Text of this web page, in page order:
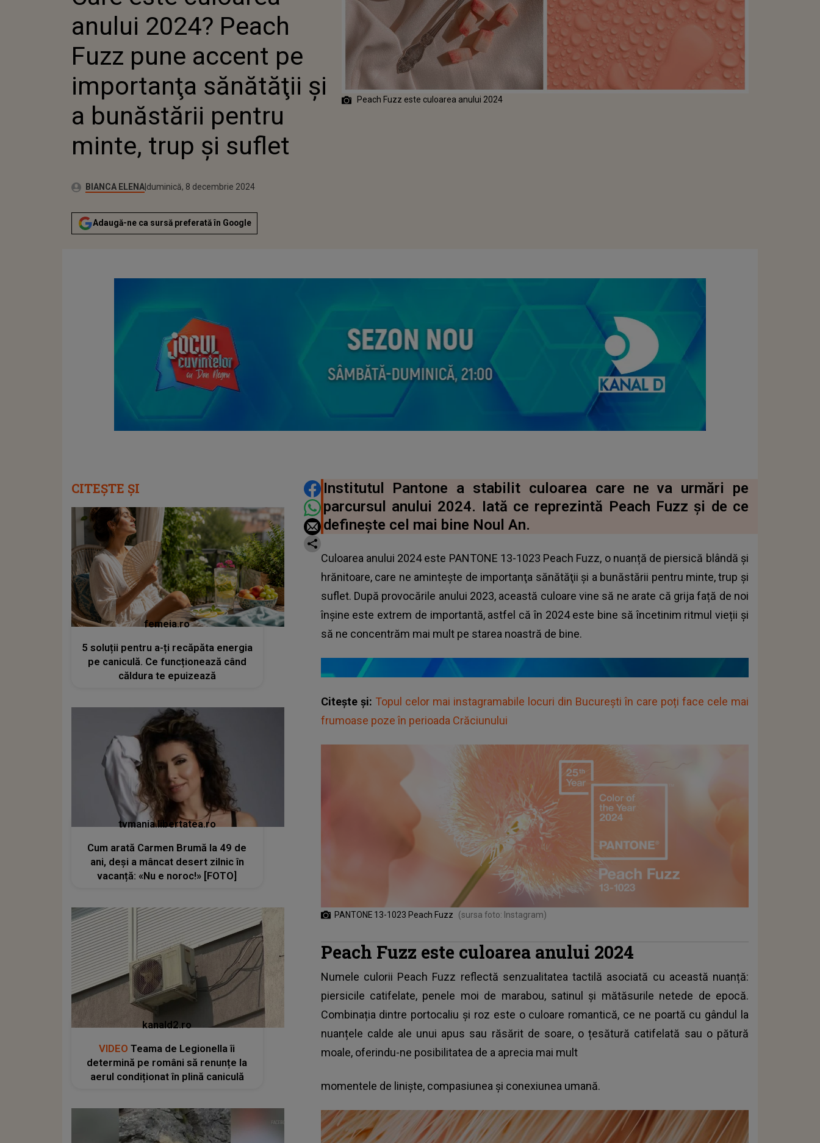
BUNĂSTĂRII PENTRU MINTE,
TRUP ŞI SUFLET
anului 2024? Peach
Fuzz pune accent pe
importanţa sănătăţii şi
a bunăstării pentru
minte, trup şi suflet
Autor:BIANCA ELENAPublicat:
vineri, 8 decembrie 2023
Actualizat:
duminică, 8 decembrie 2024
Adaugă-ne ca sursă preferată în Google
Peach Fuzz este culoarea anului 2024
DISTRIBUIE ARTICOLUL
Institutul Pantone a stabilit culoarea care ne va urmări pe
parcursul anului 2024. Iată ce reprezintă Peach Fuzz și de ce
definește cel mai bine Noul An.
Culoarea anului 2024 este PANTONE 13-1023 Peach Fuzz, o nuanță de piersică blândă și
hrănitoare, care ne amintește de importanţa sănătăţii şi a bunăstării pentru minte, trup şi
suflet. După provocările anului 2023, această culoare vine să ne arate că grija față de noi
înșine este extrem de importantă, astfel că în 2024 este bine să încetinim ritmul vieții și
să ne concentrăm mai mult pe starea noastră de bine.
Citește și: Topul celor mai instagramabile locuri din București în care poți face cele mai
frumoase poze în perioada Crăciunului
PANTONE 13-1023 Peach Fuzz (sursa foto: Instagram)
Peach Fuzz este culoarea anului 2024
Numele culorii Peach Fuzz reflectă senzualitatea tactilă asociată cu această nuanță:
piersicile catifelate, penele moi de marabou, satinul şi mătăsurile netede de epocă.
Combinația dintre portocaliu și roz este o culoare romantică, ce ne poartă cu gândul la
nuanțele calde ale unui apus sau răsărit de soare, o țesătură catifelată sau o pătură
moale, oferindu-ne posibilitatea de a aprecia mai mult
momentele de liniște, compasiunea și conexiunea umană.
CITEȘTE ȘI
femeia.ro
5 soluții pentru a-ți recăpăta energia
pe caniculă. Ce funcționează când
căldura te epuizează
tvmania.libertatea.ro
Cum arată Carmen Brumă la 49 de
ani, deși a mâncat desert zilnic în
vacanță: «Nu e noroc!» [FOTO]
kanald2.ro
VIDEO Teama de Legionella îi
determină pe români să renunțe la
aerul condiționat în plină caniculă